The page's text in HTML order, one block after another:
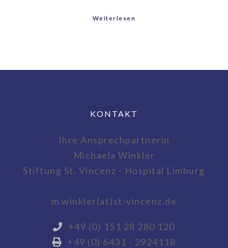
Weiterlesen
KONTAKT
Ihre Ansprechpartnerin
Michaela Winkler
Stiftung St. Vincenz - Hospital Limburg
m.winkler(at)st-vincenz.de
+49 (0) 151 28 280 120
+49 (0) 6431 - 2924118